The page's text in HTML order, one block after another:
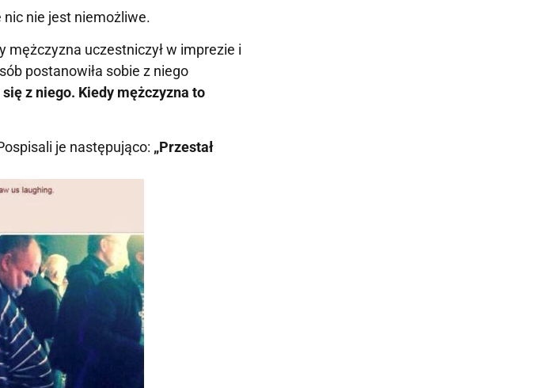
nie jest niemożliwe.
mężczyzna uczestniczył w imprezie i
postanowiła sobie z niego
z niego. Kiedy mężczyzna to
je następująco: „Przestał